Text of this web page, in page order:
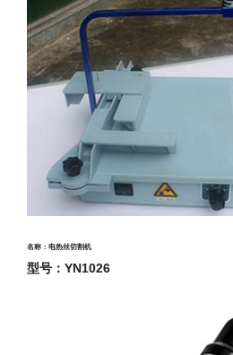
名称：电热丝切割机
型号：YN1026